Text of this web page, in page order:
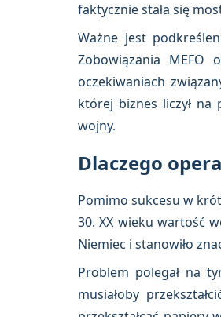
faktycznie stała się
Ważne jest
Zobowiązania MEFO
oczekiwaniach
której biznes liczył
wojny.
Dlaczego
Pomimo sukcesu w
30. XX wieku wartość
Niemiec i stanowiło
Problem polegał na
musiałoby